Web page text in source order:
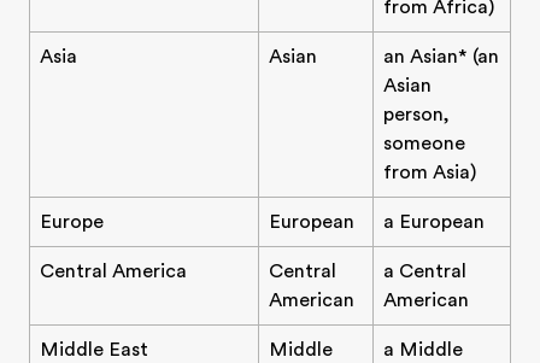
from Africa)
Asia Asian
an Asian* (an
Asian
person,
someone
from Asia)
Europe European a European
Central America
Central
American
a Central
American
Middle East
Middle
a Middle